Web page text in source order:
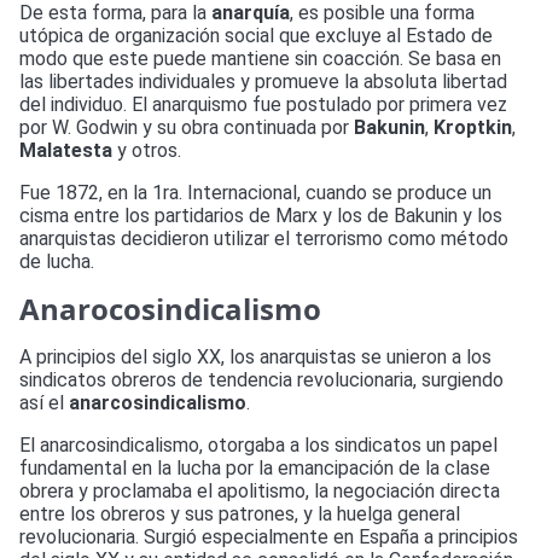
De esta forma, para la anarquía, es posible una forma
utópica de organización social que excluye al Estado de
modo que este puede mantiene sin coacción. Se basa en
las libertades individuales y promueve la absoluta libertad
del individuo. El anarquismo fue postulado por primera vez
por W. Godwin y su obra continuada por Bakunin, Kroptkin,
Malatesta y otros.
Fue 1872, en la 1ra. Internacional, cuando se produce un
cisma entre los partidarios de Marx y los de Bakunin y los
anarquistas decidieron utilizar el terrorismo como método
de lucha.
Anarocosindicalismo
A principios del siglo XX, los anarquistas se unieron a los
sindicatos obreros de tendencia revolucionaria, surgiendo
así el anarcosindicalismo.
El anarcosindicalismo, otorgaba a los sindicatos un papel
fundamental en la lucha por la emancipación de la clase
obrera y proclamaba el apolitismo, la negociación directa
entre los obreros y sus patrones, y la huelga general
revolucionaria. Surgió especialmente en España a principios